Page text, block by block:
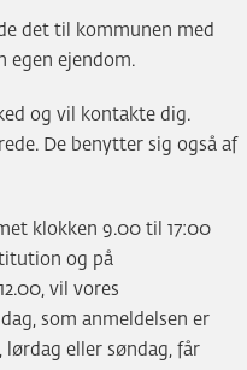
det til kommunen med
egen ejendom.
og vil kontakte dig.
De benytter sig også af
klokken 9.00 til 17:00
og på
vil vores
som anmeldelsen er
lørdag eller søndag, får